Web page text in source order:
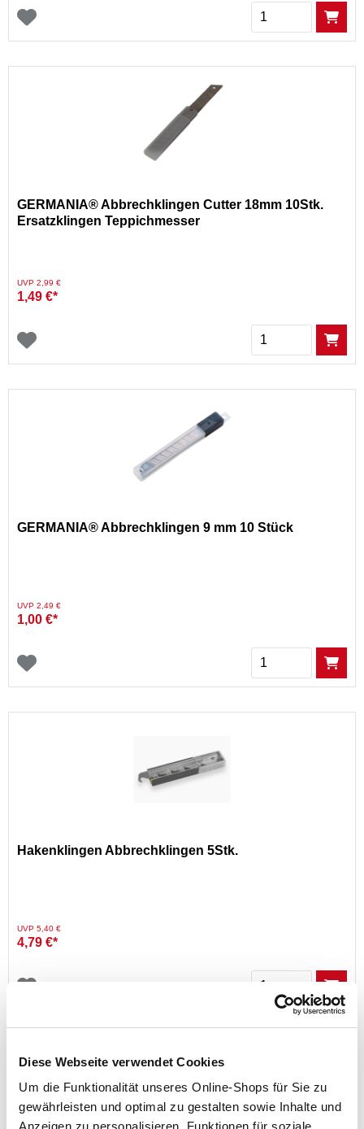
Diese Webseite verwendet Cookies
Um die Funktionalität unseres Online-Shops für Sie zu
gewährleisten und optimal zu gestalten sowie Inhalte und
Anzeigen zu personalisieren, Funktionen für soziale
Menge
GERMANIA® Abbrechklingen Cutter 18mm 10Stk.
Ersatzklingen Teppichmesser
Preis reduziert von
UVP 2,99 €auf
1,49 €*
Menge
GERMANIA® Abbrechklingen 9 mm 10 Stück
Preis reduziert von
UVP 2,49 €auf
1,00 €*
Menge
Hakenklingen Abbrechklingen 5Stk.
Preis reduziert von
UVP 5,40 €auf
4,79 €*
Menge